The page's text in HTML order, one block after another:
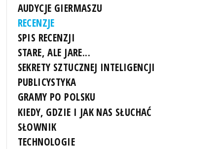
AUDYCJE GIERMASZU
RECENZJE
SPIS RECENZJI
STARE, ALE JARE...
SEKRETY SZTUCZNEJ INTELIGENCJI
PUBLICYSTYKA
GRAMY PO POLSKU
KIEDY, GDZIE I JAK NAS SŁUCHAĆ
SŁOWNIK
TECHNOLOGIE